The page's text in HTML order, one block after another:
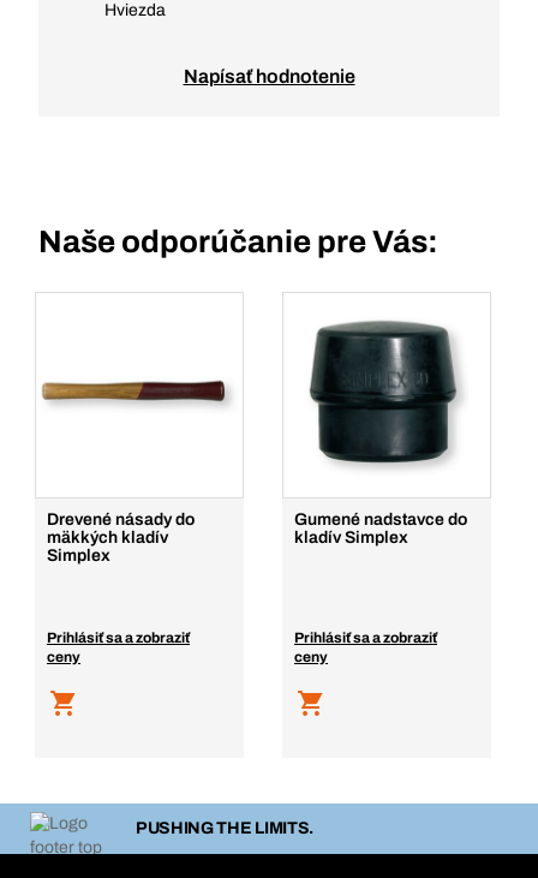
Hviezda
Napísať hodnotenie
Naše odporúčanie pre Vás:
Drevené násady do
mäkkých kladív
Simplex
Prihlásiť sa a zobraziť
ceny
Gumené nadstavce do
kladív Simplex
Prihlásiť sa a zobraziť
ceny
PUSHING THE LIMITS.